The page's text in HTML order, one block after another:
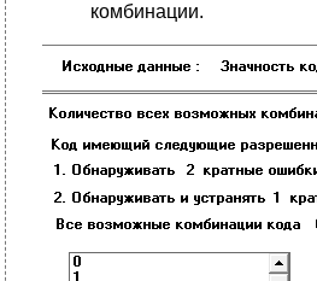
комбинации.